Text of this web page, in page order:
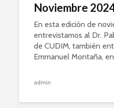
Noviembre
En esta edición de
entrevistamos al Dr.
de CUDIM, también
Emmanuel Montaña,
admin